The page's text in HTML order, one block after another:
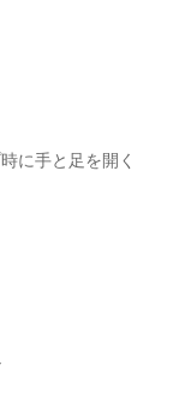
に手と足を開く